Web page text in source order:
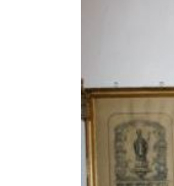
EL PATRONATO: